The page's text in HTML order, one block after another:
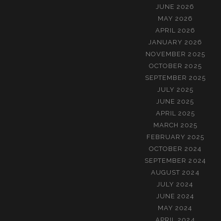
JUNE 2026
MAY 2026
APRIL 2026
JANUARY 2026
NOVEMBER 2025
OCTOBER 2025
SEPTEMBER 2025
JULY 2025
JUNE 2025
APRIL 2025
MARCH 2025
FEBRUARY 2025
OCTOBER 2024
SEPTEMBER 2024
AUGUST 2024
JULY 2024
JUNE 2024
MAY 2024